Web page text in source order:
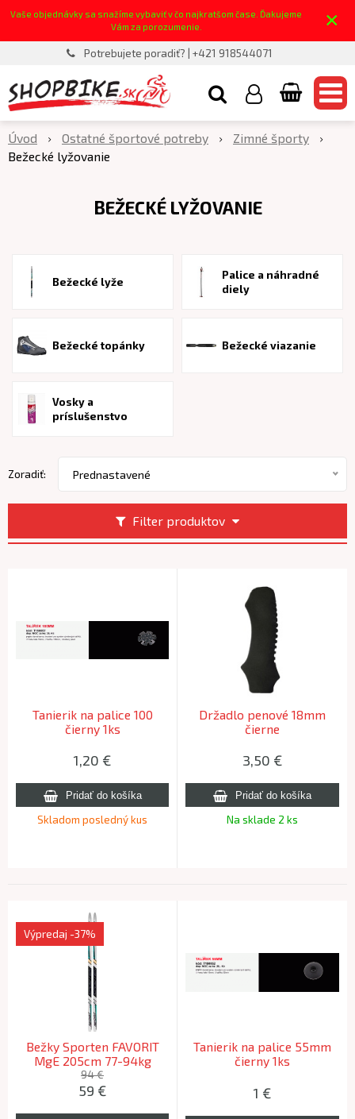
Vaše objednávky sa snažíme vybaviť v čo najkratšom čase. Ďakujeme
Vám za porozumenie.
×
Potrebujete poradiť? | +421 918544071
Úvod Ostatné športové potreby
Zimné športy
Bežecké lyžovanie
BEŽECKÉ LYŽOVANIE
Bežecké lyže
Palice a náhradné
diely
Bežecké topánky Bežecké viazanie
Vosky a
príslušenstvo
Filter produktov
Zoradiť: Prednastavené
Tanierik na palice 100
čierny 1ks
1,20 €
Skladom posledný kus
Držadlo penové 18mm
čierne
3,50 €
Na sklade 2 ks
Bežky Sporten FAVORIT
MgE 205cm 77-94kg
Výpredaj -37%
94 €
59 €
Tanierik na palice 55mm
čierny 1ks
1 €